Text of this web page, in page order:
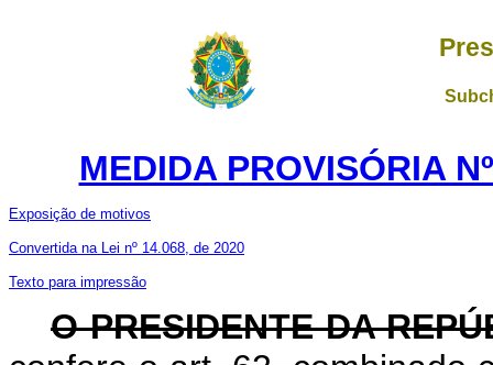
MEDIDA PROVISÓRIA
Exposição de motivos
Convertida na Lei nº 14.068, de 2020
Texto para impressão
O PRESIDENTE DA